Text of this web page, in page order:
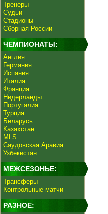
Тренеры
Судьи
Стадионы
Сборная России
ЧЕМПИОНАТЫ:
Англия
Германия
Испания
Италия
Франция
Нидерланды
Португалия
Турция
Беларусь
Казахстан
MLS
Саудовская Аравия
Узбекистан
МЕЖСЕЗОНЬЕ:
Трансферы
Контрольные матчи
РАЗНОЕ: